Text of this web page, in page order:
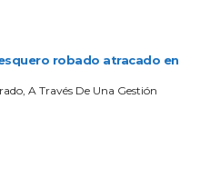
robado atracado en
A Través De Una Gestión